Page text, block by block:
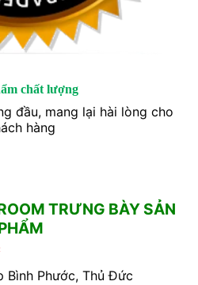
chất lượng
đầu, mang lại hài lòng cho
hàng
TRƯNG BÀY SẢN
Bình Phước, Thủ Đức